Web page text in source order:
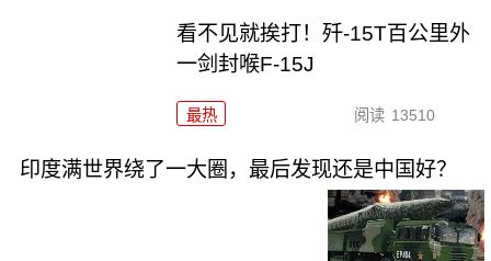
看不见就挨打！歼-15T百公里外
一剑封喉F-15J
最热 阅读 13510
印度满世界绕了一大圈，最后发现还是中国好？